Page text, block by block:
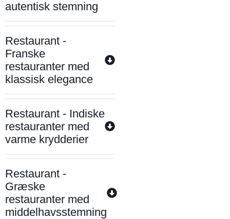
autentisk stemning
Restaurant -
Franske
restauranter med
klassisk elegance
Restaurant - Indiske
restauranter med
varme krydderier
Restaurant -
Græske
restauranter med
middelhavsstemning